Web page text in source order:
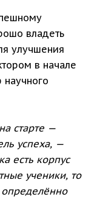
владеть
улучшения
в начале
старте —
успеха, —
есть корпус
ученики, то
определённо